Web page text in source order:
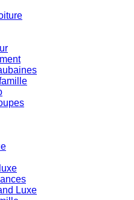
Luxe